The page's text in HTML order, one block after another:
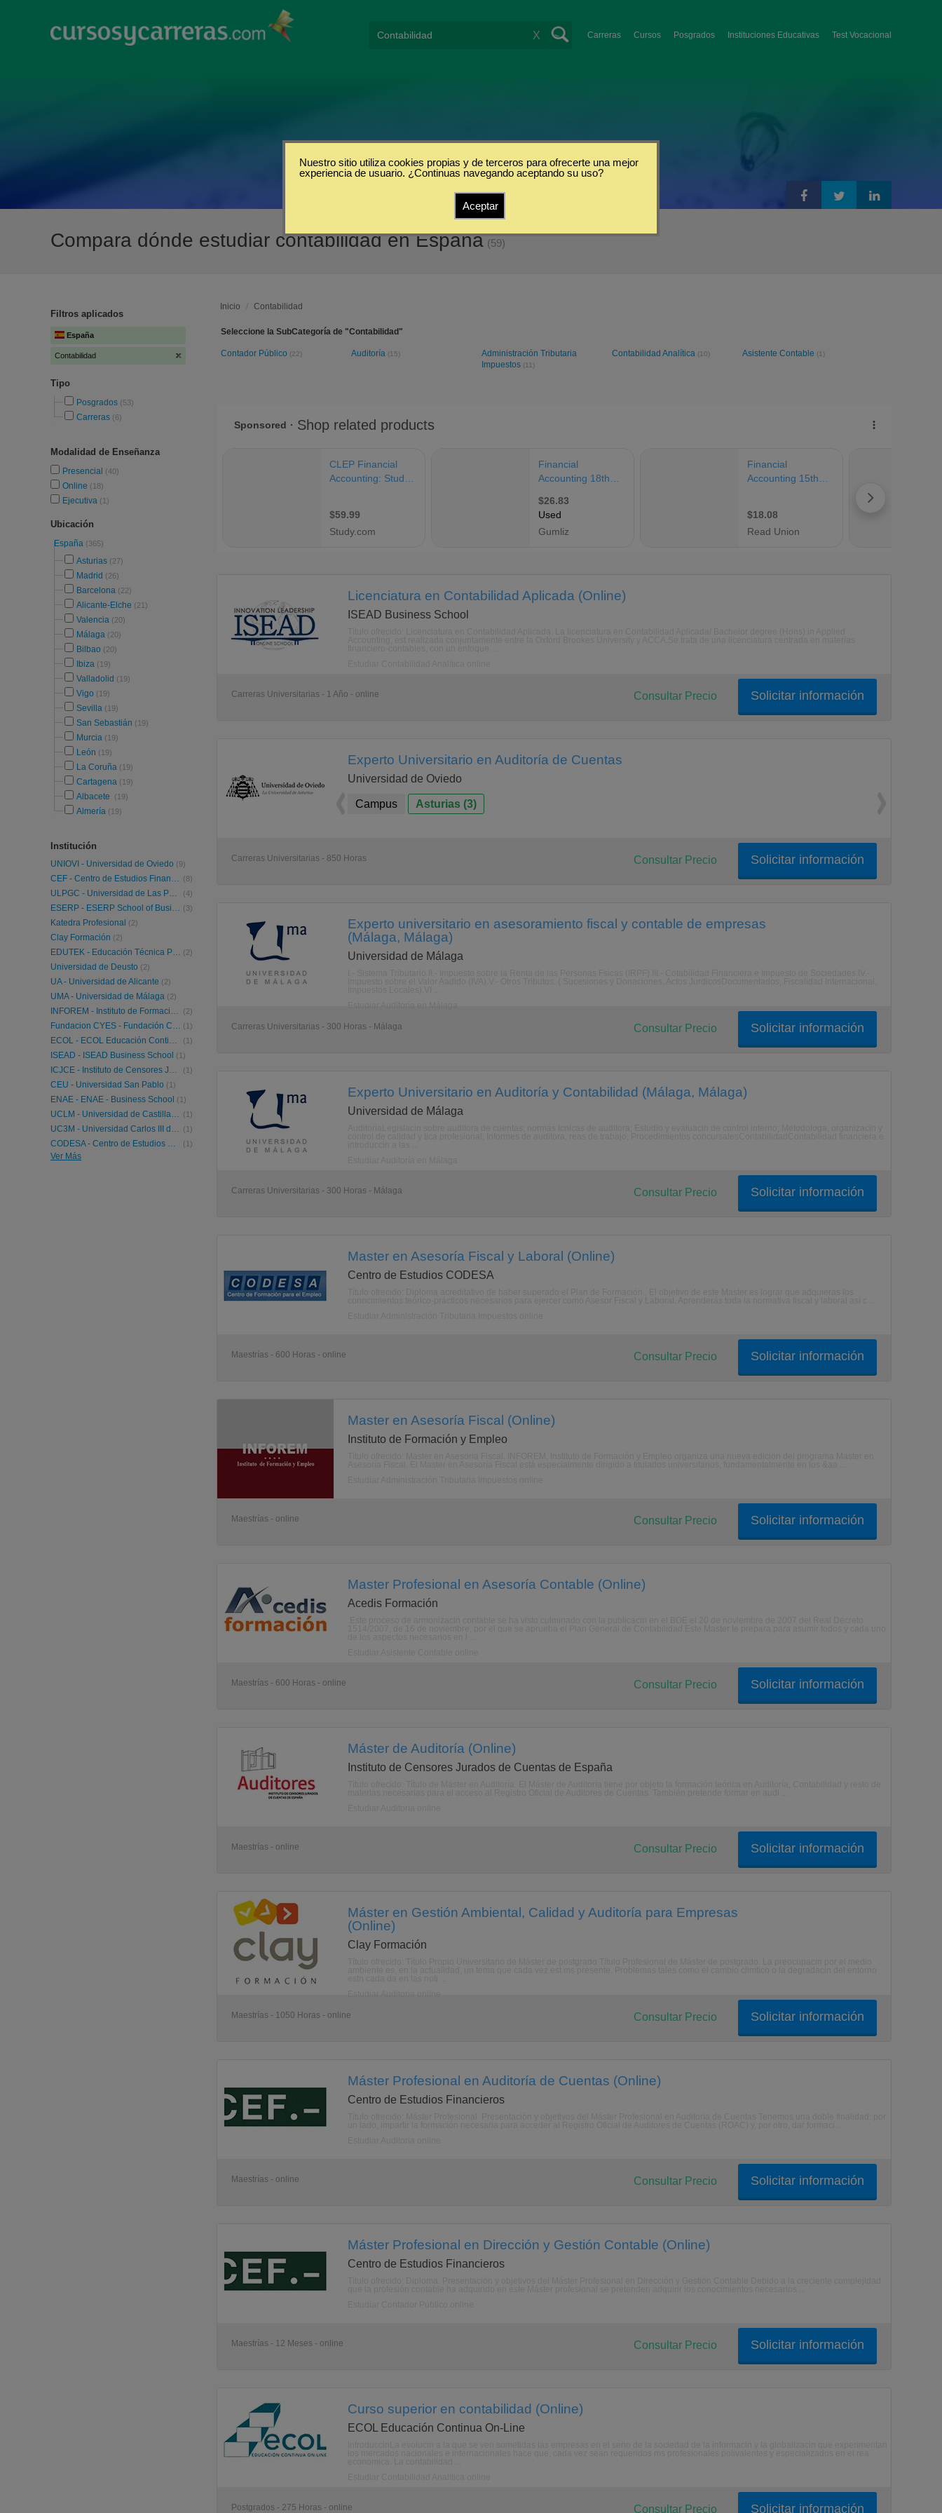
Carreras Cursos Posgrados Instituciones Educativas Test Vocacional
X
Compara dónde estudiar contabilidad en España (59)
Filtros aplicados
España
Contabilidad
Tipo
Posgrados (53)
Carreras (6)
Modalidad de Enseñanza
Presencial (40)
Online (18)
Ejecutiva (1)
Ubicación
España (365)
Asturias (27)
Madrid (26)
Barcelona (22)
Alicante-Elche (21)
Valencia (20)
Málaga (20)
Bilbao (20)
Ibiza (19)
Valladolid (19)
Vigo (19)
Sevilla (19)
San Sebastián (19)
Murcia (19)
León (19)
La Coruña (19)
Cartagena (19)
Albacete (19)
Almería (19)
Institución
UNIOVI - Universidad de Oviedo (9)
CEF - Centro de Estudios Financieros (8)
ULPGC - Universidad de Las Palmas de Gran Canaria (4)
ESERP - ESERP School of Business and Social Science (3)
Katedra Profesional (2)
Clay Formación (2)
EDUTEK - Educación Técnica Profesional (2)
Universidad de Deusto (2)
UA - Universidad de Alicante (2)
UMA - Universidad de Málaga (2)
INFOREM - Instituto de Formación y Empleo (2)
Fundacion CYES - Fundación Cultural y de Estudios Sociales (1)
ECOL - ECOL Educación Continua On-Line (1)
ISEAD - ISEAD Business School (1)
ICJCE - Instituto de Censores Jurados de Cuentas de España (1)
CEU - Universidad San Pablo (1)
ENAE - ENAE - Business School (1)
UCLM - Universidad de Castilla-La Mancha (1)
UC3M - Universidad Carlos III de Madrid (1)
CODESA - Centro de Estudios CODESA (1)
Ver Más
Inicio / Contabilidad
Seleccione la SubCategoría de "Contabilidad"
Contador Público (22) Auditoría (15)
Administración Tributaria
Impuestos (11)
Contabilidad Analítica (10) Asistente Contable (1)
Licenciatura en Contabilidad Aplicada (Online)
ISEAD Business School
Carreras Universitarias - 1 Año - online Solicitar información
Consultar Precio
Experto Universitario en Auditoría de Cuentas
Universidad de Oviedo
Campus Asturias (3)
Carreras Universitarias - 850 Horas Solicitar información
Consultar Precio
Experto universitario en asesoramiento fiscal y contable de empresas
(Málaga, Málaga)
Universidad de Málaga
Carreras Universitarias - 300 Horas - Málaga Solicitar información
Consultar Precio
Experto Universitario en Auditoría y Contabilidad (Málaga, Málaga)
Universidad de Málaga
Carreras Universitarias - 300 Horas - Málaga Solicitar información
Consultar Precio
Master en Asesoría Fiscal y Laboral (Online)
Centro de Estudios CODESA
Maestrías - 600 Horas - online Solicitar información
Consultar Precio
Master en Asesoría Fiscal (Online)
Instituto de Formación y Empleo
Maestrías - online Solicitar información
Consultar Precio
Master Profesional en Asesoría Contable (Online)
Acedis Formación
Maestrías - 600 Horas - online Solicitar información
Consultar Precio
Máster de Auditoría (Online)
Instituto de Censores Jurados de Cuentas de España
Maestrías - online Solicitar información
Consultar Precio
Máster en Gestión Ambiental, Calidad y Auditoría para Empresas
(Online)
Clay Formación
Maestrías - 1050 Horas - online Solicitar información
Consultar Precio
Máster Profesional en Auditoría de Cuentas (Online)
Centro de Estudios Financieros
Maestrías - online Solicitar información
Consultar Precio
Máster Profesional en Dirección y Gestión Contable (Online)
Centro de Estudios Financieros
Maestrías - 12 Meses - online Solicitar información
Consultar Precio
Curso superior en contabilidad (Online)
ECOL Educación Continua On-Line
Postgrados - 275 Horas - online Solicitar información
Consultar Precio
Nuestro sitio utiliza cookies propias y de terceros para ofrecerte una mejor
experiencia de usuario. ¿Continuas navegando aceptando su uso?
Aceptar